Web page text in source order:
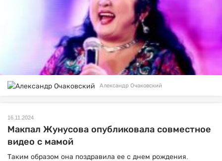
Александр Очаковский
16.11.2024
Макпал Жунусова опубликовала совместное
видео с мамой
Таким образом она поздравила ее с днем рождения.